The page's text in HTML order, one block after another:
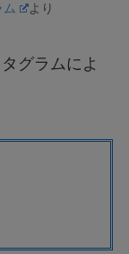
より
グラムによ